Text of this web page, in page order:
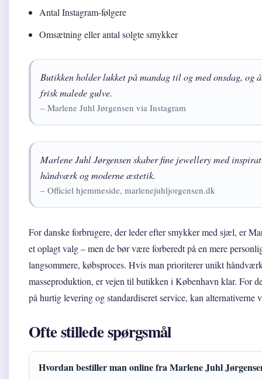
Antal Instagram-følgere
Omsætning eller antal solgte smykker
Butikken holder lukket på mandag til og med onsdag, og
frisk malede gulve.
– Marlene Juhl Jørgensen via Instagram
Marlene Juhl Jørgensen skaber fine jewellery med
håndværk og moderne æstetik.
– Officiel hjemmeside, marlenejuhljorgensen.dk
For danske forbrugere, der leder efter smykker med sjæl, er
et oplagt valg – men de bør være forberedt på en mere
langsommere, købsproces. Hvis man prioriterer unikt
masseproduktion, er vejen til butikken i København klar. For
på hurtig levering og standardiseret service, kan alternativerne
Ofte stillede spørgsmål
Hvordan bestiller man online fra Marlene Juhl